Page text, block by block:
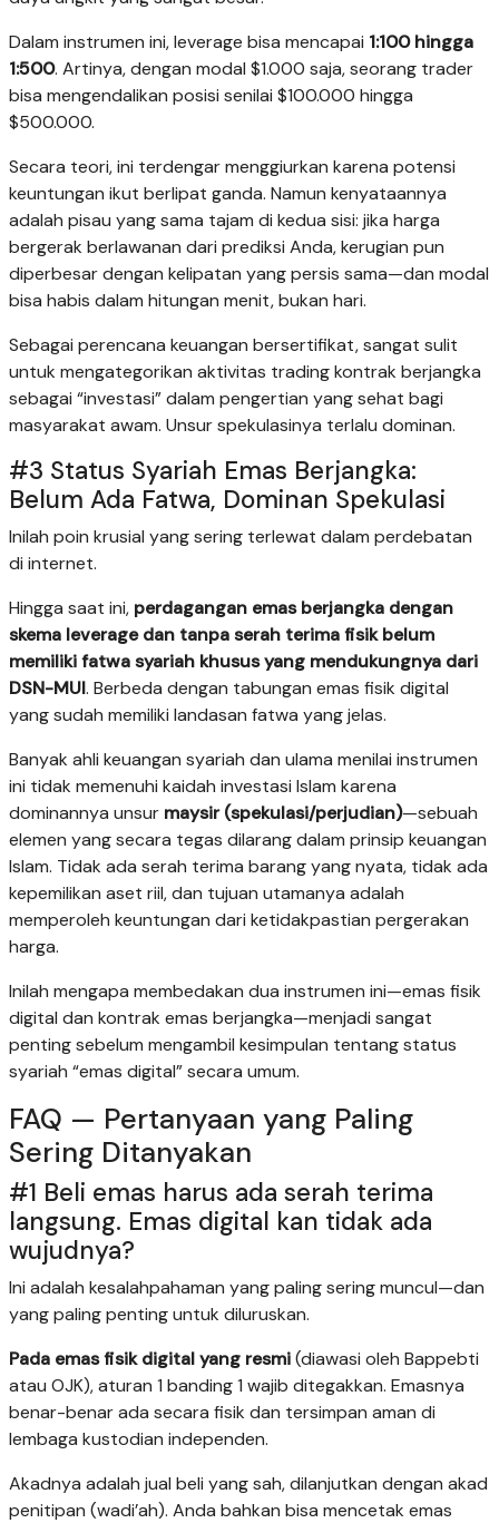
Dalam instrumen ini, leverage bisa mencapai 1:100 hingga
1:500. Artinya, dengan modal $1.000 saja, seorang trader
bisa mengendalikan posisi senilai $100.000 hingga
$500.000.
Secara teori, ini terdengar menggiurkan karena potensi
keuntungan ikut berlipat ganda. Namun kenyataannya
adalah pisau yang sama tajam di kedua sisi: jika harga
bergerak berlawanan dari prediksi Anda, kerugian pun
diperbesar dengan kelipatan yang persis sama—dan modal
bisa habis dalam hitungan menit, bukan hari.
Sebagai perencana keuangan bersertifikat, sangat sulit
untuk mengategorikan aktivitas trading kontrak berjangka
sebagai “investasi” dalam pengertian yang sehat bagi
masyarakat awam. Unsur spekulasinya terlalu dominan.
#3 Status Syariah Emas Berjangka:
Belum Ada Fatwa, Dominan Spekulasi
Inilah poin krusial yang sering terlewat dalam perdebatan
di internet.
Hingga saat ini, perdagangan emas berjangka dengan
skema leverage dan tanpa serah terima fisik belum
memiliki fatwa syariah khusus yang mendukungnya dari
DSN-MUI. Berbeda dengan tabungan emas fisik digital
yang sudah memiliki landasan fatwa yang jelas.
Banyak ahli keuangan syariah dan ulama menilai instrumen
ini tidak memenuhi kaidah investasi Islam karena
dominannya unsur maysir (spekulasi/perjudian)—sebuah
elemen yang secara tegas dilarang dalam prinsip keuangan
Islam. Tidak ada serah terima barang yang nyata, tidak ada
kepemilikan aset riil, dan tujuan utamanya adalah
memperoleh keuntungan dari ketidakpastian pergerakan
harga.
Inilah mengapa membedakan dua instrumen ini—emas fisik
digital dan kontrak emas berjangka—menjadi sangat
penting sebelum mengambil kesimpulan tentang status
syariah “emas digital” secara umum.
FAQ — Pertanyaan yang Paling
Sering Ditanyakan
#1 Beli emas harus ada serah terima
langsung. Emas digital kan tidak ada
wujudnya?
Ini adalah kesalahpahaman yang paling sering muncul—dan
yang paling penting untuk diluruskan.
Pada emas fisik digital yang resmi(diawasi oleh Bappebti
atau OJK), aturan 1 banding 1 wajib ditegakkan. Emasnya
benar-benar ada secara fisik dan tersimpan aman di
lembaga kustodian independen.
Akadnya adalah jual beli yang sah, dilanjutkan dengan akad
penitipan (wadi’ah). Anda bahkan bisa mencetak emas